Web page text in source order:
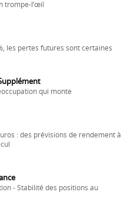
trompe-l’œil
les pertes futures sont certaines
qui monte
: des prévisions de rendement à
- Stabilité des positions au